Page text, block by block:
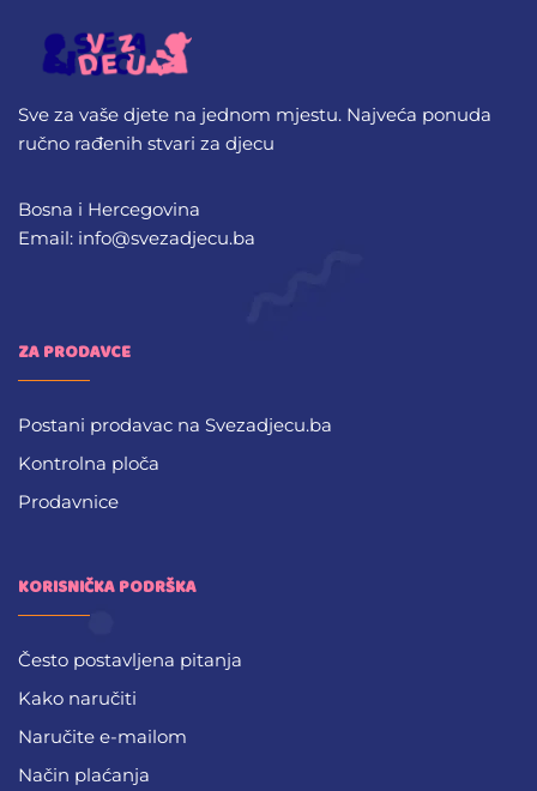
Sve za vaše djete na jednom mjestu. Najveća ponuda
ručno rađenih stvari za djecu
Bosna i Hercegovina
Email: info@svezadjecu.ba
ZA PRODAVCE
Postani prodavac na Svezadjecu.ba
Kontrolna ploča
Prodavnice
KORISNIČKA PODRŠKA
Često postavljena pitanja
Kako naručiti
Naručite e-mailom
Način plaćanja